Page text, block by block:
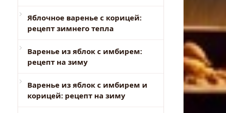
Яблочное варенье с корицей:
рецепт зимнего тепла
Варенье из яблок с имбирем:
рецепт на зиму
Варенье из яблок с имбирем и
корицей: рецепт на зиму